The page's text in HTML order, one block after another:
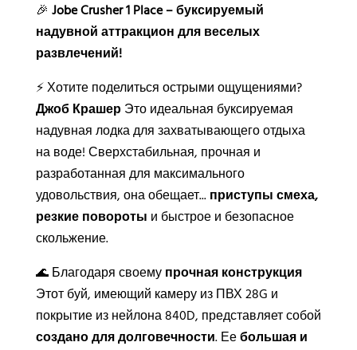
🎉 Jobe Crusher 1 Place – буксируемый
надувной аттракцион для веселых
развлечений!
⚡ Хотите поделиться острыми ощущениями?
Джоб КрашерЭто идеальная буксируемая
надувная лодка для захватывающего отдыха
на воде! Сверхстабильная, прочная и
разработанная для максимального
удовольствия, она обещает... приступы смеха,
резкие повороты и быстрое и безопасное
скольжение.
🌊 Благодаря своему прочная конструкция
Этот буй, имеющий камеру из ПВХ 28G и
покрытие из нейлона 840D, представляет собой
создано для долговечности. Еебольшая и